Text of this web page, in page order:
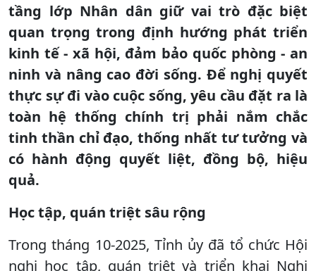
tầng lớp Nhân dân giữ vai trò đặc biệt
quan trọng trong định hướng phát triển
kinh tế - xã hội, đảm bảo quốc phòng - an
ninh và nâng cao đời sống. Để nghị quyết
thực sự đi vào cuộc sống, yêu cầu đặt ra là
toàn hệ thống chính trị phải nắm chắc
tinh thần chỉ đạo, thống nhất tư tưởng và
có hành động quyết liệt, đồng bộ, hiệu
quả.
Học tập, quán triệt sâu rộng
Trong tháng 10-2025, Tỉnh ủy đã tổ chức Hội
nghị học tập, quán triệt và triển khai Nghị